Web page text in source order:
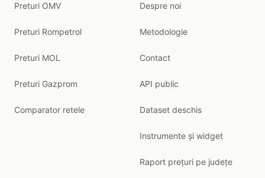
Preturi OMV
Preturi Rompetrol
Preturi MOL
Preturi Gazprom
Comparator retele
Despre noi
Metodologie
Contact
API public
Dataset deschis
Instrumente și widget
Raport prețuri pe județe